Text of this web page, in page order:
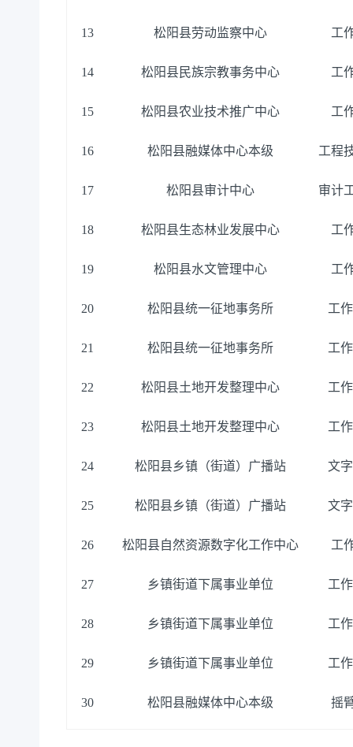
13 松阳县劳动监察中心 工
14 松阳县民族宗教事务中心 工
15 松阳县农业技术推广中心 工
16 松阳县融媒体中心本级 工程
17 松阳县审计中心 审计
18 松阳县生态林业发展中心 工
19 松阳县水文管理中心 工
20 松阳县统一征地事务所 工
21 松阳县统一征地事务所 工
22 松阳县土地开发整理中心 工
23 松阳县土地开发整理中心 工
24 松阳县乡镇（街道）广播站 文
25 松阳县乡镇（街道）广播站 文
26 松阳县自然资源数字化工作中心 工
27 乡镇街道下属事业单位 工
28 乡镇街道下属事业单位 工
29 乡镇街道下属事业单位 工
30 松阳县融媒体中心本级 摇